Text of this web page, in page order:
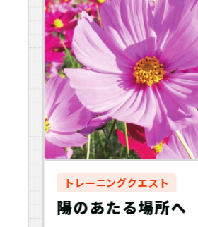
トレーニングクエスト
陽のあたる場所へ